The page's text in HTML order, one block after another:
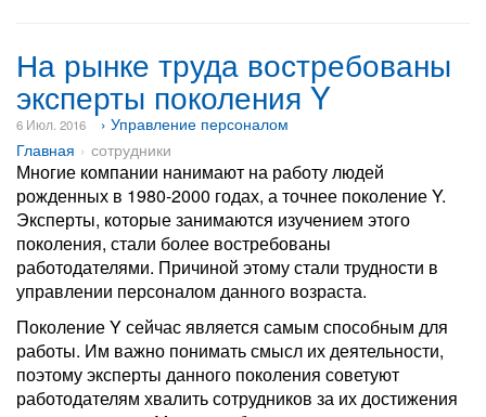
На рынке труда востребованы
эксперты поколения Y
6 Июл. 2016
› Управление персоналом
Главная
сотрудники
Многие компании нанимают на работу людей
рожденных в 1980-2000 годах, а точнее поколение Y.
Эксперты, которые занимаются изучением этого
поколения, стали более востребованы
работодателями. Причиной этому стали трудности в
управлении персоналом данного возраста.
Поколение Y сейчас является самым способным для
работы. Им важно понимать смысл их деятельности,
поэтому эксперты данного поколения советуют
работодателям хвалить сотрудников за их достижения